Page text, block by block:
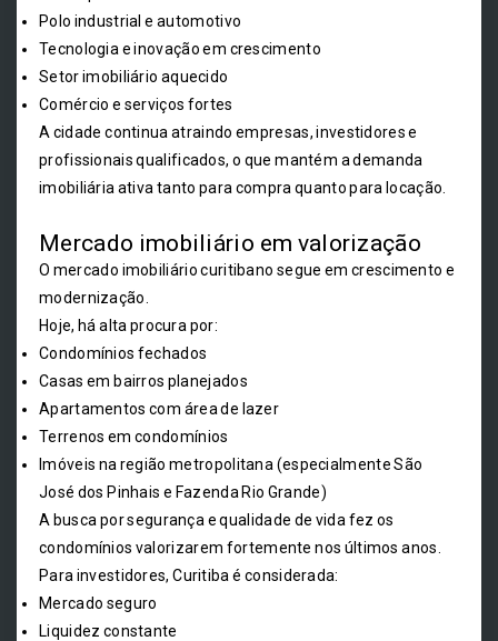
Polo industrial e automotivo
Tecnologia e inovação em crescimento
Setor imobiliário aquecido
Comércio e serviços fortes
A cidade continua atraindo empresas, investidores e
profissionais qualificados, o que mantém a demanda
imobiliária ativa tanto para compra quanto para locação.
Mercado imobiliário em valorização
O mercado imobiliário curitibano segue em crescimento e
modernização.
Hoje, há alta procura por:
Condomínios fechados
Casas em bairros planejados
Apartamentos com área de lazer
Terrenos em condomínios
Imóveis na região metropolitana (especialmente São
José dos Pinhais e Fazenda Rio Grande)
A busca por segurança e qualidade de vida fez os
condomínios valorizarem fortemente nos últimos anos.
Para investidores, Curitiba é considerada:
Mercado seguro
Liquidez constante